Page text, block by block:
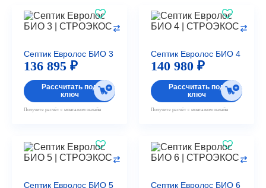
Септик Евролос БИО 3
136 895 ₽
Рассчитать под
ключ
Получите расчёт с монтажом онлайн
Септик Евролос БИО 4
140 980 ₽
Рассчитать под
ключ
Получите расчёт с монтажом онлайн
Септик Евролос БИО 5 Септик Евролос БИО 6